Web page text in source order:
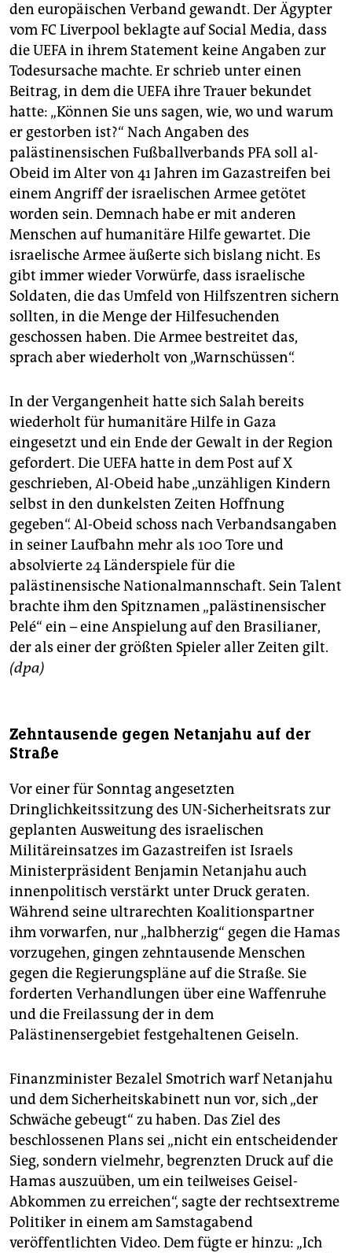
den europäischen Verband gewandt. Der Ägypter
vom FC Liverpool beklagte auf Social Media, dass
die UEFA in ihrem Statement keine Angaben zur
Todesursache machte. Er schrieb unter einen
Beitrag, in dem die UEFA ihre Trauer bekundet
hatte: „Können Sie uns sagen, wie, wo und warum
er gestorben ist?“ Nach Angaben des
palästinensischen Fußballverbands PFA soll al-
Obeid im Alter von 41 Jahren im Gazastreifen bei
einem Angriff der israelischen Armee getötet
worden sein. Demnach habe er mit anderen
Menschen auf humanitäre Hilfe gewartet. Die
israelische Armee äußerte sich bislang nicht. Es
gibt immer wieder Vorwürfe, dass israelische
Soldaten, die das Umfeld von Hilfszentren sichern
sollten, in die Menge der Hilfesuchenden
geschossen haben. Die Armee bestreitet das,
sprach aber wiederholt von „Warnschüssen“.
In der Vergangenheit hatte sich Salah bereits
wiederholt für humanitäre Hilfe in Gaza
eingesetzt und ein Ende der Gewalt in der Region
gefordert. Die UEFA hatte in dem Post auf X
geschrieben, Al-Obeid habe „unzähligen Kindern
selbst in den dunkelsten Zeiten Hoffnung
gegeben“. Al-Obeid schoss nach Verbandsangaben
in seiner Laufbahn mehr als 100 Tore und
absolvierte 24 Länderspiele für die
palästinensische Nationalmannschaft. Sein Talent
brachte ihm den Spitznamen „palästinensischer
Pelé“ ein – eine Anspielung auf den Brasilianer,
der als einer der größten Spieler aller Zeiten gilt.
(dpa)
Zehntausende gegen Netanjahu auf der
Straße
Vor einer für Sonntag angesetzten
Dringlichkeitssitzung des UN-Sicherheitsrats zur
geplanten Ausweitung des israelischen
Militäreinsatzes im Gazastreifen ist Israels
Ministerpräsident Benjamin Netanjahu auch
innenpolitisch verstärkt unter Druck geraten.
Während seine ultrarechten Koalitionspartner
ihm vorwarfen, nur „halbherzig“ gegen die Hamas
vorzugehen, gingen zehntausende Menschen
gegen die Regierungspläne auf die Straße. Sie
forderten Verhandlungen über eine Waffenruhe
und die Freilassung der in dem
Palästinensergebiet festgehaltenen Geiseln.
Finanzminister Bezalel Smotrich warf Netanjahu
und dem Sicherheitskabinett nun vor, sich „der
Schwäche gebeugt“ zu haben. Das Ziel des
beschlossenen Plans sei „nicht ein entscheidender
Sieg, sondern vielmehr, begrenzten Druck auf die
Hamas auszuüben, um ein teilweises Geisel-
Abkommen zu erreichen“, sagte der rechtsextreme
Politiker in einem am Samstagabend
veröffentlichten Video. Dem fügte er hinzu: „Ich